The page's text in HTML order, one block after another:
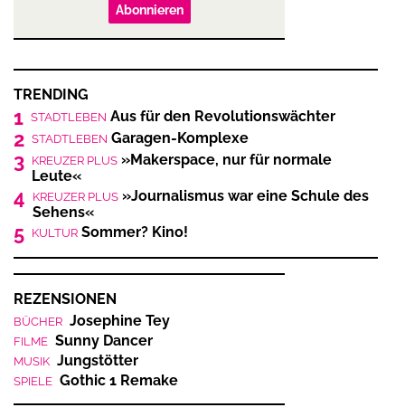
Abonnieren
TRENDING
1 STADTLEBEN Aus für den Revolutionswächter
2 STADTLEBEN Garagen-Komplexe
3 KREUZER PLUS »Makerspace, nur für normale
Leute«
4 KREUZER PLUS »Journalismus war eine Schule des
Sehens«
5 KULTUR Sommer? Kino!
REZENSIONEN
BÜCHER Josephine Tey
FILME Sunny Dancer
MUSIK Jungstötter
SPIELE Gothic 1 Remake